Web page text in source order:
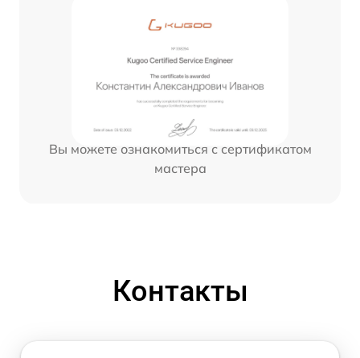
Вы можете ознакомиться с сертификатом
мастера
Контакты